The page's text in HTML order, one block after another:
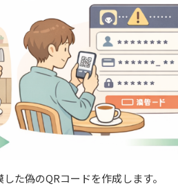
た偽のQRコードを作成します。